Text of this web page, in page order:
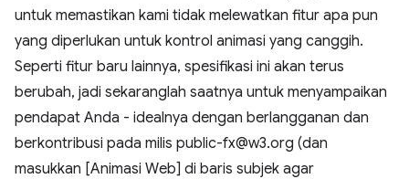
untuk memastikan kami tidak melewatkan fitur apa pun
yang diperlukan untuk kontrol animasi yang canggih.
Seperti fitur baru lainnya, spesifikasi ini akan terus
berubah, jadi sekaranglah saatnya untuk menyampaikan
pendapat Anda - idealnya dengan berlangganan dan
berkontribusi pada milis public-fx@w3.org (dan
masukkan [Animasi Web] di baris subjek agar